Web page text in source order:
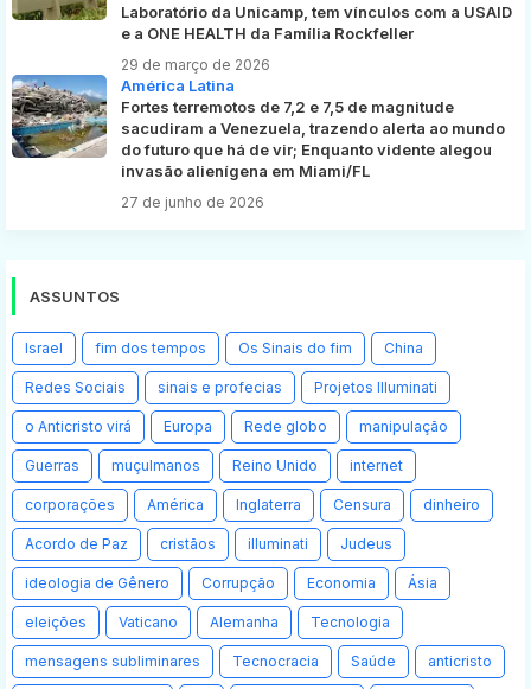
Laboratório da Unicamp, tem vínculos com a USAID
e a ONE HEALTH da Família Rockfeller
29 de março de 2026
América Latina
Fortes terremotos de 7,2 e 7,5 de magnitude
sacudiram a Venezuela, trazendo alerta ao mundo
do futuro que há de vir; Enquanto vidente alegou
invasão alienígena em Miami/FL
27 de junho de 2026
ASSUNTOS
Israel fim dos tempos Os Sinais do fim China
Redes Sociais sinais e profecias Projetos Illuminati
o Anticristo virá Europa Rede globo manipulação
Guerras muçulmanos Reino Unido internet
corporações América Inglaterra Censura dinheiro
Acordo de Paz cristãos illuminati Judeus
ideologia de Gênero Corrupção Economia Ásia
eleições Vaticano Alemanha Tecnologia
mensagens subliminares Tecnocracia Saúde anticristo